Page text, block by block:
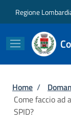
Regione
Briciole
Home /
Come faccio ad
SPID?